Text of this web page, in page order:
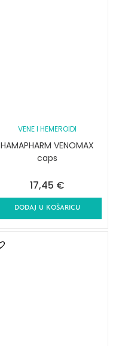
VENE I HEMEROIDI
HAMAPHARM VENOMAX
caps
17,45 €
DODAJ U KOŠARICU